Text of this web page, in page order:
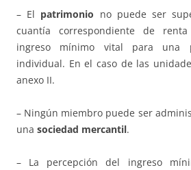
– El patrimonio no puede ser
cuantía correspondiente de
ingreso mínimo vital para una
individual. En el caso de las
anexo II.
– Ningún miembro puede ser
una sociedad mercantil.
– La percepción del ingreso